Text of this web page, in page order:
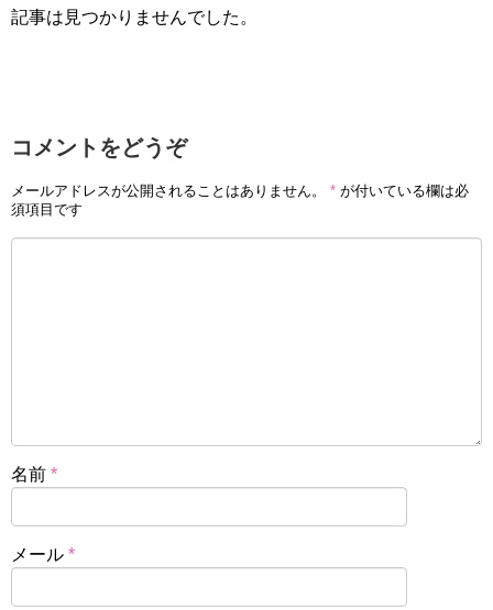
記事は見つかりませんでした。
コメントをどうぞ
メールアドレスが公開されることはありません。 * が付いている欄は必
須項目です
名前 *
メール *